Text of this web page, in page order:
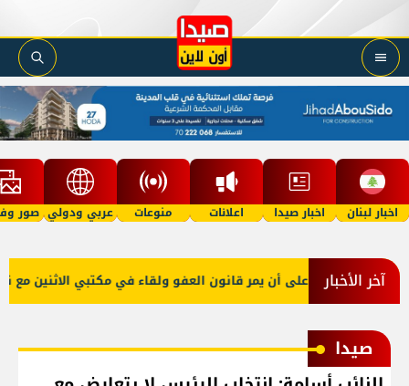
اخبار لبنان اخبار صيدا اعلانات منوعات عربي ودولي صور
آخر الأخبار
صعب: إصرار على أن يمر قانون العفو ولقاء في مكتبي الاثنين مع
صيدا